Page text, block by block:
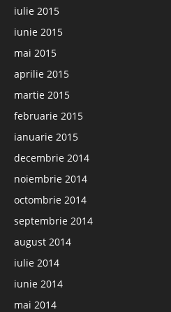
iulie 2015
iunie 2015
mai 2015
aprilie 2015
martie 2015
februarie 2015
ianuarie 2015
decembrie 2014
noiembrie 2014
octombrie 2014
septembrie 2014
august 2014
iulie 2014
iunie 2014
mai 2014